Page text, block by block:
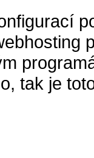
tak je